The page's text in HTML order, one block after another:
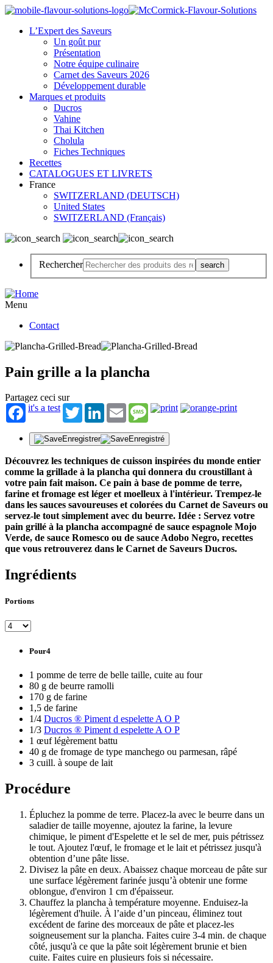
L’Expert des Saveurs
Un goût pur
Présentation
Notre équipe culinaire
Carnet des Saveurs 2026
Développement durable
Marques et produits
Ducros
Vahine
Thai Kitchen
Cholula
Fiches Techniques
Recettes
CATALOGUES ET LIVRETS
France
SWITZERLAND (DEUTSCH)
United States
SWITZERLAND (Français)
Rechercher
Menu
Contact
Pain grille a la plancha
Partagez ceci sur
it's a test
TwitterLinkedInEmail Message
Enregistrer Enregistré
Découvrez les techniques de cuisson inspirées du monde entier
comme la grillade à la plancha qui donnera du croustillant à
votre pain fait maison. Ce pain à base de pomme de terre,
farine et fromage est léger et moelleux à l'intérieur. Trempez-le
dans les sauces savoureuses et colorées du Carnet de Saveurs ou
servez-le tout simplement avec du beurre. Idée : Servez votre
pain grillé à la plancha accompagné de sauce espagnole Mojo
Verde, de sauce Romesco ou de sauce Adobo Negro, recettes
que vous retrouverez dans le Carnet de Saveurs Ducros.
Ingrédients
Portions
Pour4
1 pomme de terre de belle taille, cuite au four
80 g de beurre ramolli
170 g de farine
1,5 de farine
1/4 Ducros ® Piment d espelette A O P
1/3 Ducros ® Piment d espelette A O P
1 œuf légèrement battu
40 g de fromage de type manchego ou parmesan, râpé
3 cuill. à soupe de lait
Procédure
Épluchez la pomme de terre. Placez-la avec le beurre dans un
saladier de taille moyenne, ajoutez la farine, la levure
chimique, le piment d'Espelette et le sel de mer, puis pétrissez
le tout. Ajoutez l'œuf, le fromage et le lait et pétrissez jusqu'à
obtention d’une pâte lisse.
Divisez la pâte en deux. Abaissez chaque morceau de pâte sur
une surface légèrement farinée jusqu’à obtenir une forme
oblongue, d'environ 1 cm d'épaisseur.
Chauffez la plancha à température moyenne. Enduisez-la
légèrement d'huile. À l’aide d’un pinceau, éliminez tout
excédent de farine des morceaux de pâte et placez-les
soigneusement sur la plancha. Faites cuire 3-4 min. de chaque
côté, jusqu'à ce que la pâte soit légèrement brunie et bien
cuite. Faites cuire en plusieurs fois si nécessaire.